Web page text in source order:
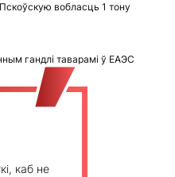
вобласць 1 тону
гандлі таварамі ў ЕАЭС
каб не